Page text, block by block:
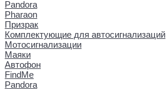
Pandora
Pharaon
Призрак
Комплектующие для автосигнализаций
Мотосигнализации
Маяки
Автофон
FindMe
Pandora